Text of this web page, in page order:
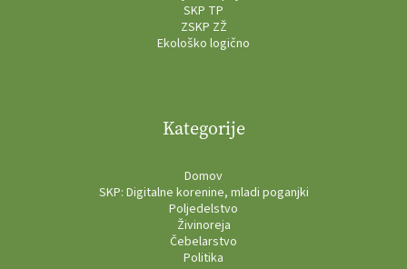
SKP TP
ZSKP ZŽ
Ekološko logično
Kategorije
Domov
SKP: Digitalne korenine, mladi poganjki
Poljedelstvo
Živinoreja
Čebelarstvo
Politika